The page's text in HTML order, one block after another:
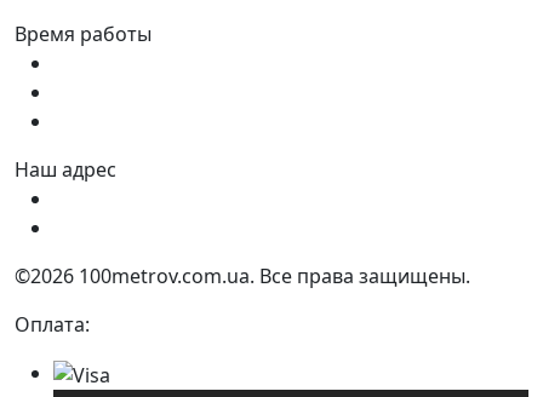
Время работы
Наш адрес
©2026 100metrov.com.ua. Все права защищены.
Оплата: